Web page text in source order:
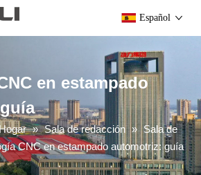
Español
en estampado
» Sala de redacción » Sala de
CNC en estampado automotriz: guía